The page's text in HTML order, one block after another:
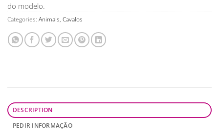
do modelo.
Categories: Animais, Cavalos
DESCRIPTION
PEDIR INFORMAÇÃO